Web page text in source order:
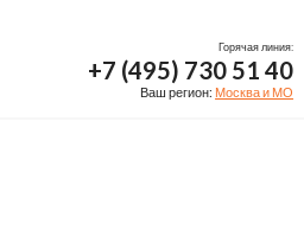
Горячая линия:
+7 (495) 730 51 40
Ваш регион: Москва и МО